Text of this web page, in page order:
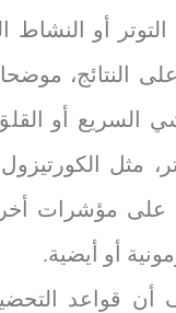
أو النشاط
على النتائج،
السريع أو
مثل الكورتيزول
على مؤشرات
أو أيضية.
أن قواعد